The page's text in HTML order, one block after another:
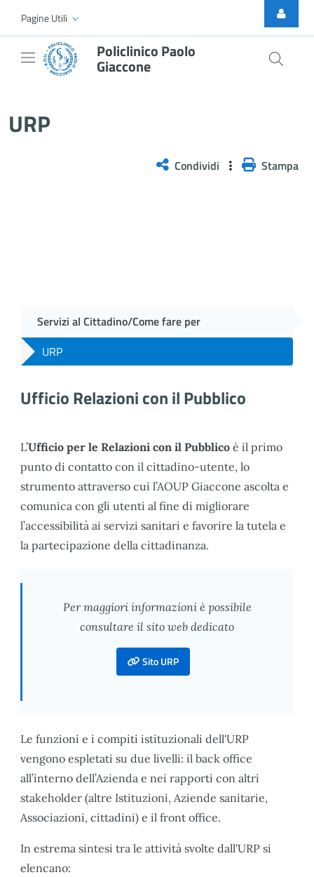
Skip to Main Content
Pagine Utili
Policlinico Paolo
Giaccone
URP
Condividi Stampa
Servizi al Cittadino/Come fare per
URP
Ufficio Relazioni con il Pubblico
L’Ufficio per le Relazioni con il Pubblico è il primo
punto di contatto con il cittadino-utente, lo
strumento attraverso cui l’AOUP Giaccone ascolta e
comunica con gli utenti al fine di migliorare
l’accessibilità ai servizi sanitari e favorire la tutela e
la partecipazione della cittadinanza.
Per maggiori informazioni è possibile
consultare il sito web dedicato
Sito URP
Le funzioni e i compiti istituzionali dell'URP
vengono espletati su due livelli: il back office
all’interno dell’Azienda e nei rapporti con altri
stakeholder (altre Istituzioni, Aziende sanitarie,
Associazioni, cittadini) e il front office.
In estrema sintesi tra le attività svolte dall'URP si
elencano: